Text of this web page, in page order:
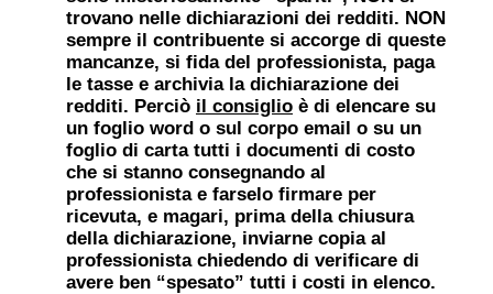
trovano nelle dichiarazioni dei redditi. NON
sempre il contribuente si accorge di queste
mancanze, si fida del professionista, paga
le tasse e archivia la dichiarazione dei
redditi. Perciò il consiglio è di elencare su
un foglio word o sul corpo email o su un
foglio di carta tutti i documenti di costo
che si stanno consegnando al
professionista e farselo firmare per
ricevuta, e magari, prima della chiusura
della dichiarazione, inviarne copia al
professionista chiedendo di verificare di
avere ben “spesato” tutti i costi in elenco.